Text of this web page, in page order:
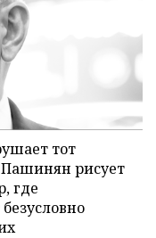
тот
рисует
где